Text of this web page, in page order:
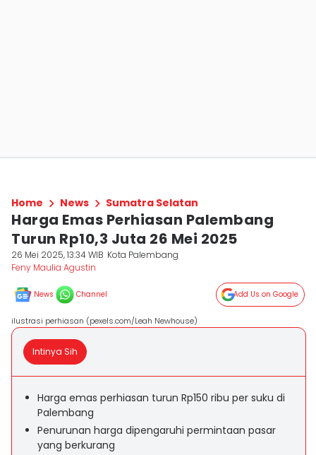
Home News Sumatra Selatan
Harga Emas Perhiasan Palembang
Turun Rp10,3 Juta 26 Mei 2025
26 Mei 2025, 13:34 WIB Kota Palembang
Feny Maulia Agustin
News Channel Add Us on Google
ilustrasi perhiasan (pexels.com/Leah Newhouse)
Intinya Sih
Harga emas perhiasan turun Rp150 ribu per suku di
Palembang
Penurunan harga dipengaruhi permintaan pasar
yang berkurang